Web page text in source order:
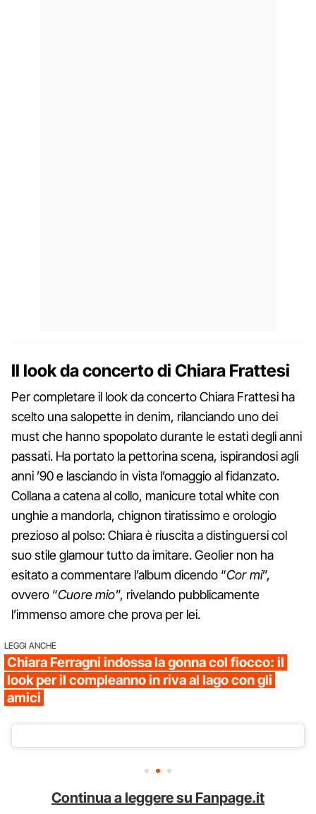
Il look da concerto di Chiara Frattesi
Per completare il look da concerto Chiara Frattesi ha
scelto una salopette in denim, rilanciando uno dei
must che hanno spopolato durante le estati degli anni
passati. Ha portato la pettorina scena, ispirandosi agli
anni ’90 e lasciando in vista l’omaggio al fidanzato.
Collana a catena al collo, manicure total white con
unghie a mandorla, chignon tiratissimo e orologio
prezioso al polso: Chiara è riuscita a distinguersi col
suo stile glamour tutto da imitare. Geolier non ha
esitato a commentare l’album dicendo “Cor mi”,
ovvero “Cuore mio”, rivelando pubblicamente
l’immenso amore che prova per lei.
LEGGI ANCHE
Chiara Ferragni indossa la gonna col fiocco: il
look per il compleanno in riva al lago con gli
amici
Continua a leggere su Fanpage.it